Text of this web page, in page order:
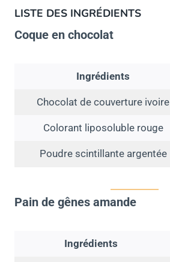
LISTE DES INGRÉDIENTS
Coque en chocolat
Ingrédients
Chocolat de couverture ivoire
Colorant liposoluble rouge
Poudre scintillante argentée
Pain de gênes amande
Ingrédients